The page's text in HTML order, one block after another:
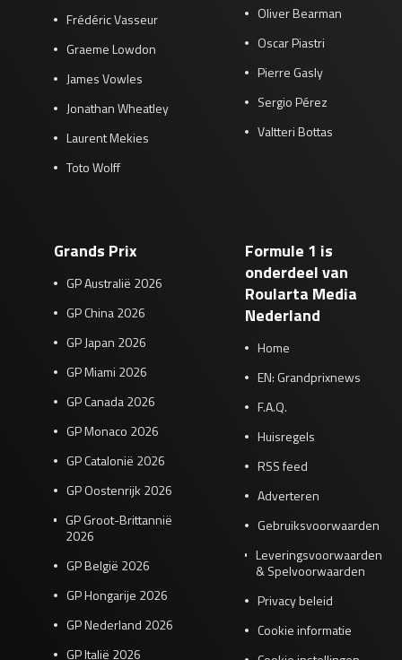
Frédéric Vasseur
Graeme Lowdon
James Vowles
Jonathan Wheatley
Laurent Mekies
Toto Wolff
Oliver Bearman
Oscar Piastri
Pierre Gasly
Sergio Pérez
Valtteri Bottas
Grands Prix
GP Australië 2026
GP China 2026
GP Japan 2026
GP Miami 2026
GP Canada 2026
GP Monaco 2026
GP Catalonië 2026
GP Oostenrijk 2026
GP Groot-Brittannië
2026
GP België 2026
GP Hongarije 2026
GP Nederland 2026
GP Italië 2026
Formule 1 is
onderdeel van
Roularta Media
Nederland
Home
EN: Grandprixnews
F.A.Q.
Huisregels
RSS feed
Adverteren
Gebruiksvoorwaarden
Leveringsvoorwaarden
& Spelvoorwaarden
Privacy beleid
Cookie informatie